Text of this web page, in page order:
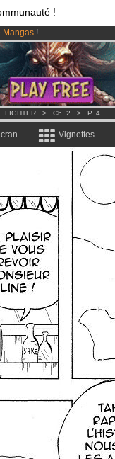
!
Mangas !
eurospar mois !Clique ici
FIGHTER > Ch. 2 > P. 4
Vignettes